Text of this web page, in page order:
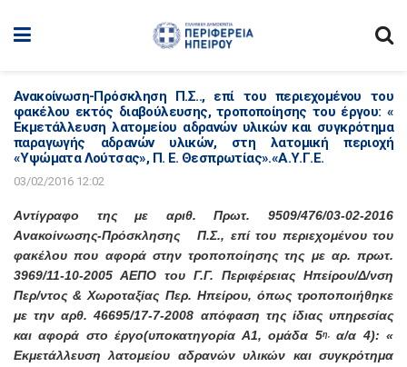
Ανακοίνωση-Πρόσκληση Π.Σ.., επί του περιεχομένου του
φακέλου εκτός διαβούλευσης, τροποποίησης του έργου: «
Εκμετάλλευση λατομείου αδρανών υλικών και συγκρότημα
παραγωγής αδρανών υλικών, στη λατομική περιοχή
«Υψώματα Λούτσας», Π. Ε. Θεσπρωτίας».«Α.Υ.Γ.Ε.
03/02/2016 12:02
Αντίγραφο της με αριθ. Πρωτ. 9509/476/03-02-2016
Ανακοίνωσης-Πρόσκλησης Π.Σ., επί του περιεχομένου του
φακέλου που αφορά στην τροποποίησης της με αρ. πρωτ.
3969/11-10-2005 ΑΕΠΟ του Γ.Γ. Περιφέρειας Ηπείρου/Δ/νση
Περ/ντος & Χωροταξίας Περ. Ηπείρου, όπως τροποποιήθηκε
με την αρθ. 46695/17-7-2008 απόφαση της ίδιας υπηρεσίας
και αφορά στο έργο(υποκατηγορία Α1, ομάδα 5η,α/α 4): «
Εκμετάλλευση λατομείου αδρανών υλικών και συγκρότημα